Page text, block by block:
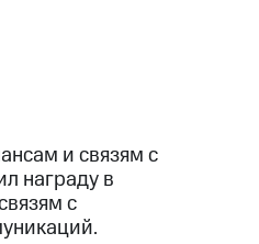
и связям с
награду в
с